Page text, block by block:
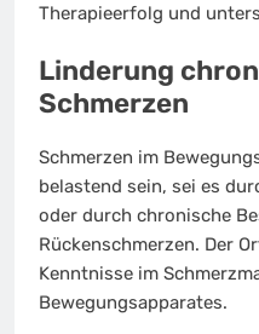
Therapieerfolg und
Linderung
Schmerzen
Schmerzen im
belastend sein, sei es
oder durch chronische
Rückenschmerzen. Der
Kenntnisse im
Bewegungsapparates.